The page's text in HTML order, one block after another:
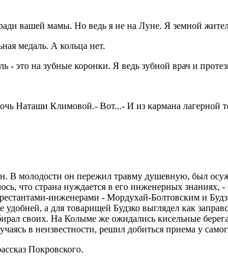
вашей мамы. Но ведь я не на Луне. Я земной
медаль. А кольца нет.
- это на зубные коронки. Я ведь зубной врач и
Наташи Климовой.- Вот...- И из кармана лагерной
В молодости он пережил травму душевную, был
что страна нуждается в его инженерных
инженерами - Мордухай-Болтовским и
а для товарищей Будзко выглядел как
своих. На Колыме же ожидались кисельные
в неизвестности, решил добиться приема у
Покровского.